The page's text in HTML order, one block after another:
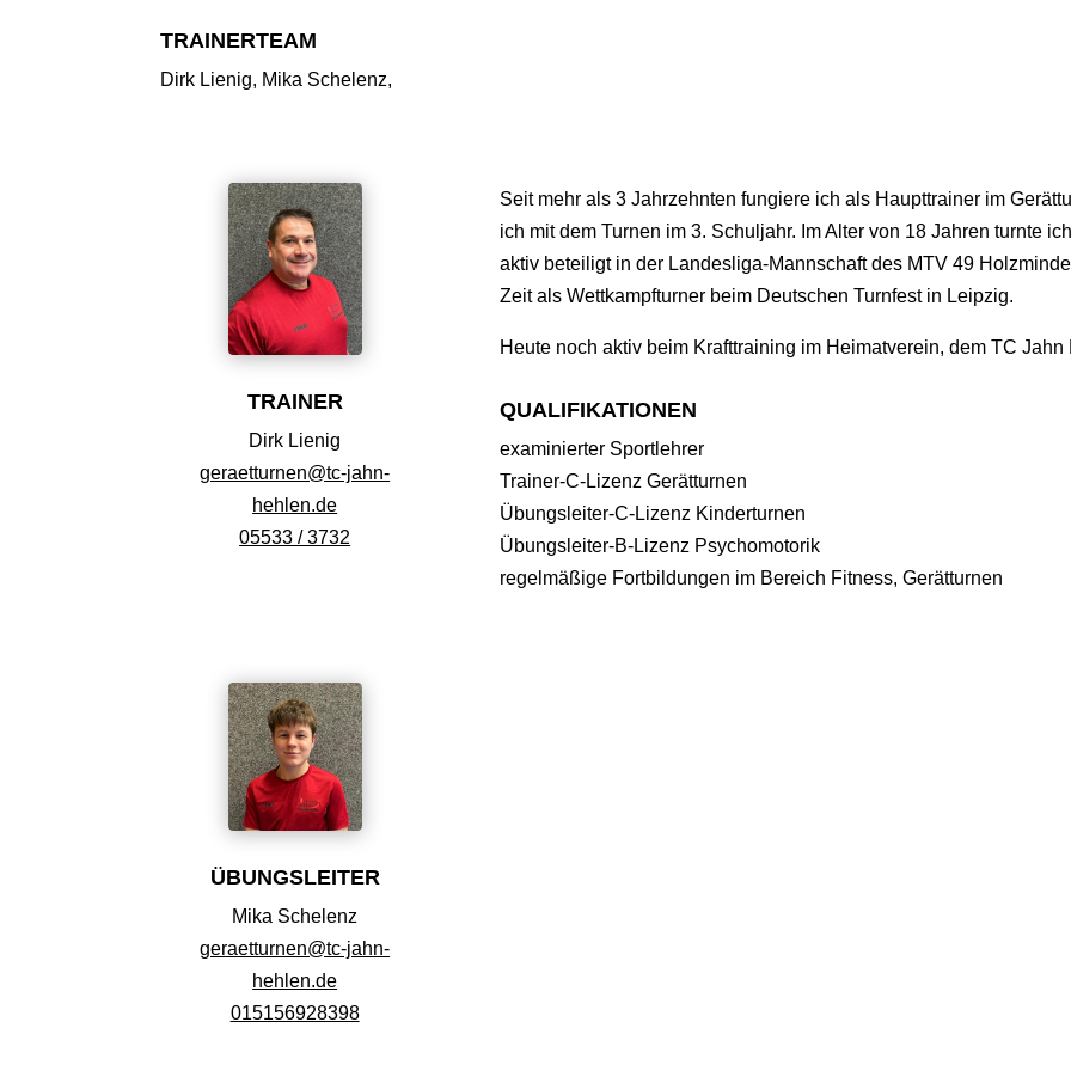
TRAINERTEAM
Dirk Lienig, Mika Schelenz,
TRAINER
Dirk Lienig
geraetturnen@tc-jahn-
hehlen.de
05533 / 3732
Seit mehr als 3 Jahrzehnten fungiere ich als Haupttrainer im
ich mit dem Turnen im 3. Schuljahr. Im Alter von 18 Jahren turnte
aktiv beteiligt in der Landesliga-Mannschaft des MTV 49
Zeit als Wettkampfturner beim Deutschen Turnfest in Leipzig.
Heute noch aktiv beim Krafttraining im Heimatverein, dem TC Jahn
QUALIFIKATIONEN
examinierter Sportlehrer
Trainer-C-Lizenz Gerätturnen
Übungsleiter-C-Lizenz Kinderturnen
Übungsleiter-B-Lizenz Psychomotorik
regelmäßige Fortbildungen im Bereich Fitness, Gerätturnen
ÜBUNGSLEITER
Mika Schelenz
geraetturnen@tc-jahn-
hehlen.de
015156928398